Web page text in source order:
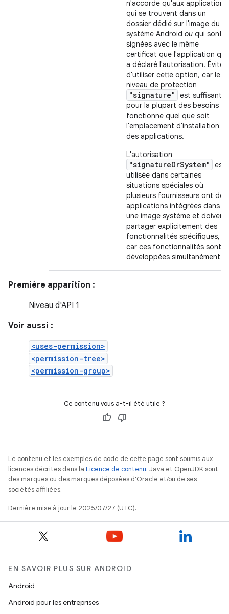
n'accorde qu'aux applications
qui se trouvent dans un
dossier dédié sur l'image du
système Android ou qui sont
signées avec le même
certificat que l'application qui
a déclaré l'autorisation. Évitez
d'utiliser cette option, car le
niveau de protection
"signature"
est suffisant
pour la plupart des besoins et
fonctionne quel que soit
l'emplacement d'installation
des applications.
L'autorisation
"signatureOrSystem"
est
utilisée dans certaines
situations spéciales où
plusieurs fournisseurs ont des
applications intégrées dans
une image système et doivent
partager explicitement des
fonctionnalités spécifiques,
car ces fonctionnalités sont
développées simultanément.
Première apparition :
Niveau d'API 1
Voir aussi :
<uses-permission>
<permission-tree>
<permission-group>
Ce contenu vous a-t-il été utile ?
Le contenu et les exemples de code de cette page sont soumis aux
licences décrites dans la Licence de contenu. Java et OpenJDK sont
des marques ou des marques déposées d'Oracle et/ou de ses
sociétés affiliées.
Dernière mise à jour le 2025/07/27 (UTC).
EN SAVOIR PLUS SUR ANDROID
Android
Android pour les entreprises